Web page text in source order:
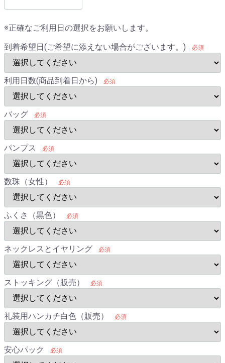
※正確なご利用日の選択をお願いします。
到着希望日(ご希望に添えない場合がございます。)
必須
利用日数(商品到着日から) 必須
バッグ 必須
パンプス 必須
数珠（女性） 必須
ふくさ（黒色） 必須
ネックレスとイヤリング 必須
ストッキング（販売） 必須
礼装用ハンカチ白色（販売） 必須
安心パック 必須